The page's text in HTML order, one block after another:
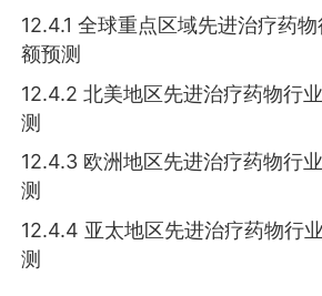
12.4.1 全球重点区域先进治疗药
额预测
12.4.2 北美地区先进治疗药物行
测
12.4.3 欧洲地区先进治疗药物行
测
12.4.4 亚太地区先进治疗药物行
测